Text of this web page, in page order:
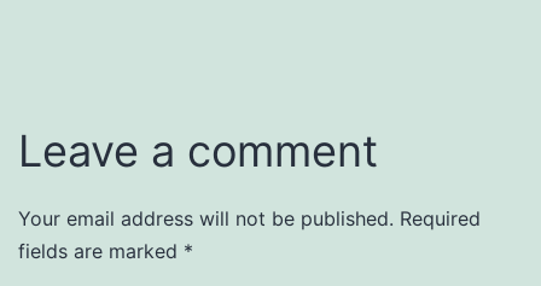
Leave a comment
Your email address will not be published. Required
fields are marked *